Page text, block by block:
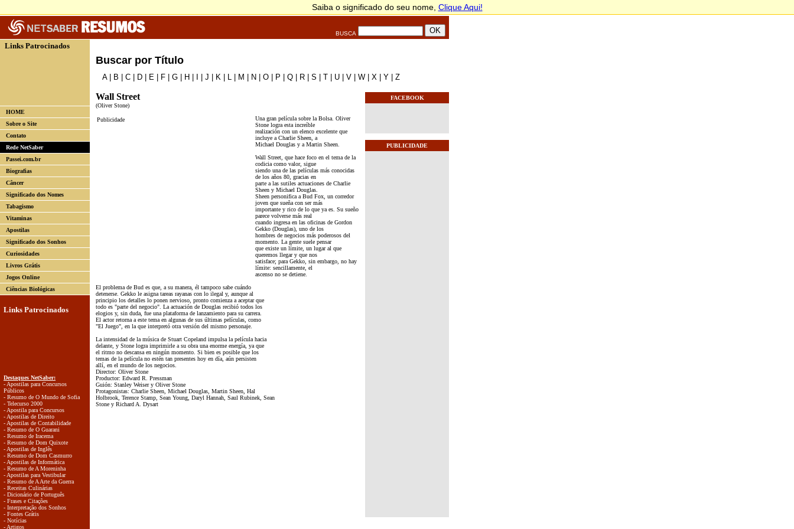
BUSCA
Links Patrocinados
HOME
Sobre o Site
Contato
Rede NetSaber
Passei.com.br
Biografias
Câncer
Significado dos Nomes
Tabagismo
Vitaminas
Apostilas
Significado dos Sonhos
Curiosidades
Livros Grátis
Jogos Online
Ciências Biológicas
Links Patrocinados
Destaques NetSaber:
- Apostilas para Concursos
Públicos
- Resumo de O Mundo de Sofia
- Telecurso 2000
- Apostila para Concursos
- Apostilas de Direito
- Apostilas de Contabilidade
- Resumo de O Guarani
- Resumo de Iracema
- Resumo de Dom Quixote
- Apostilas de Inglês
- Resumo de Dom Casmurro
- Apostilas de Informática
- Resumo de A Moreninha
- Apostilas para Vestibular
- Resumo de A Arte da Guerra
- Receitas Culinárias
- Dicionário de Português
- Frases e Citações
- Interpretação dos Sonhos
- Fontes Grátis
- Notícias
- Artigos
Buscar por Título
A| B C D E F G H J K L M N O P Q R S T U V W X Y Z
Wall Street
(Oliver Stone)
Publicidade
Una gran película sobre la Bolsa. Oliver
Stone logra esta increíble
realización con un elenco excelente que
incluye a Charlie Sheen, a
Michael Douglas y a Martin Sheen.
Wall Street, que hace foco en el tema de la
codicia como valor, sigue
siendo una de las películas más conocidas
de los años 80, gracias en
parte a las sutiles actuaciones de Charlie
Sheen y Michael Douglas.
Sheen personifica a Bud Fox, un corredor
joven que sueña con ser más
importante y rico de lo que ya es. Su sueño
parece volverse más real
cuando ingresa en las oficinas de Gordon
Gekko (Douglas), uno de los
hombres de negocios más poderosos del
momento. La gente suele pensar
que existe un límite, un lugar al que
queremos llegar y que nos
satisface; para Gekko, sin embargo, no hay
límite: sencillamente, el
ascenso no se detiene.
El problema de Bud es que, a su manera, él tampoco sabe cuándo
detenerse. Gekko le asigna tareas rayanas con lo ilegal y, aunque al
principio los detalles lo ponen nervioso, pronto comienza a aceptar que
todo es "parte del negocio". La actuación de Douglas recibió todos los
elogios y, sin duda, fue una plataforma de lanzamiento para su carrera.
El actor retorna a este tema en algunas de sus últimas películas, como
"El Juego", en la que interpretó otra versión del mismo personaje.
La intensidad de la música de Stuart Copeland impulsa la película hacia
delante, y Stone logra imprimirle a su obra una enorme energía, ya que
el ritmo no descansa en ningún momento. Si bien es posible que los
temas de la película no estén tan presentes hoy en día, aún persisten
allí, en el mundo de los negocios.
Director: Oliver Stone
Productor: Edward R. Pressman
Guión: Stanley Weiser y Oliver Stone
Protagonistas: Charlie Sheen, Michael Douglas, Martin Sheen, Hal
Holbrook, Terence Stamp, Sean Young, Daryl Hannah, Saul Rubinek, Sean
Stone y Richard A. Dysart
FACEBOOK
PUBLICIDADE